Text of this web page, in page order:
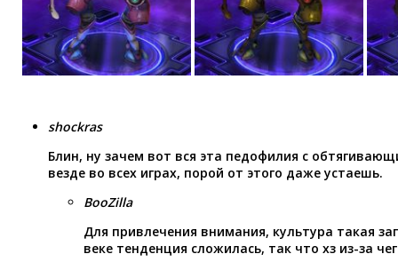
shockras
Блин, ну зачем вот вся эта педофилия с
везде во всех играх, порой от этого даже устаешь.
BooZilla
Для привлечения внимания, культура такая
веке тенденция сложилась, так что хз из-за